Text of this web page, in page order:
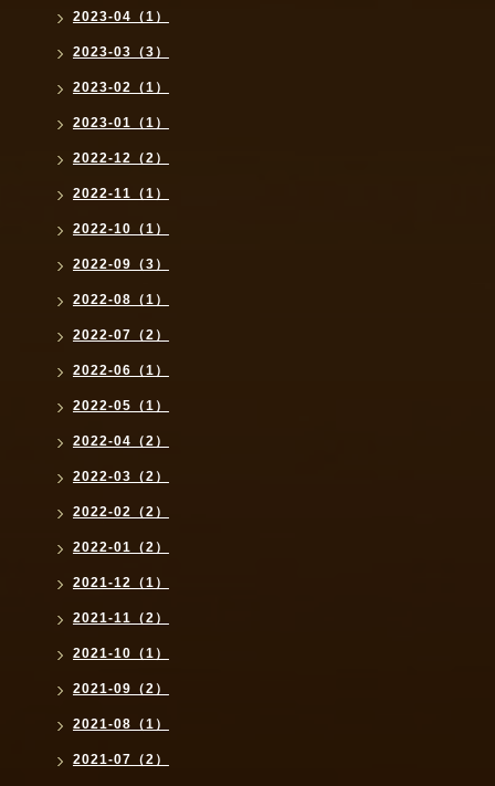
2023-04（1）
2023-03（3）
2023-02（1）
2023-01（1）
2022-12（2）
2022-11（1）
2022-10（1）
2022-09（3）
2022-08（1）
2022-07（2）
2022-06（1）
2022-05（1）
2022-04（2）
2022-03（2）
2022-02（2）
2022-01（2）
2021-12（1）
2021-11（2）
2021-10（1）
2021-09（2）
2021-08（1）
2021-07（2）